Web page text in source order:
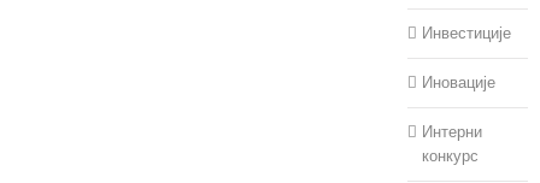
Инвестиције
Иновације
Интерни
конкурс